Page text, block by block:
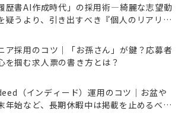
履歴書AI作成時代」の採用術―綺麗な志望動
疑うより、引き出すべき『個人のリアリテ
ア採用のコツ｜「お孫さん」が鍵？応募者
を掴む求人票の書き方とは？
（インディード）運用のコツ｜お盆や
年始など、長期休暇中は掲載を止めるべ